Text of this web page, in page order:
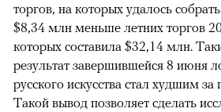
торгов, на которых удалось
$8,34 млн меньше летних торгов
которых составила $32,14 млн.
результат завершившейся 8 июня
русского искусства стал худшим за
Такой вывод позволяет сделать